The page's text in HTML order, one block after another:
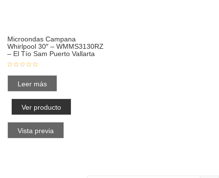
Microondas Campana
Whirlpool 30″ – WMMS3130RZ
– El Tío Sam Puerto Vallarta
Leer más
Ver producto
Vista previa